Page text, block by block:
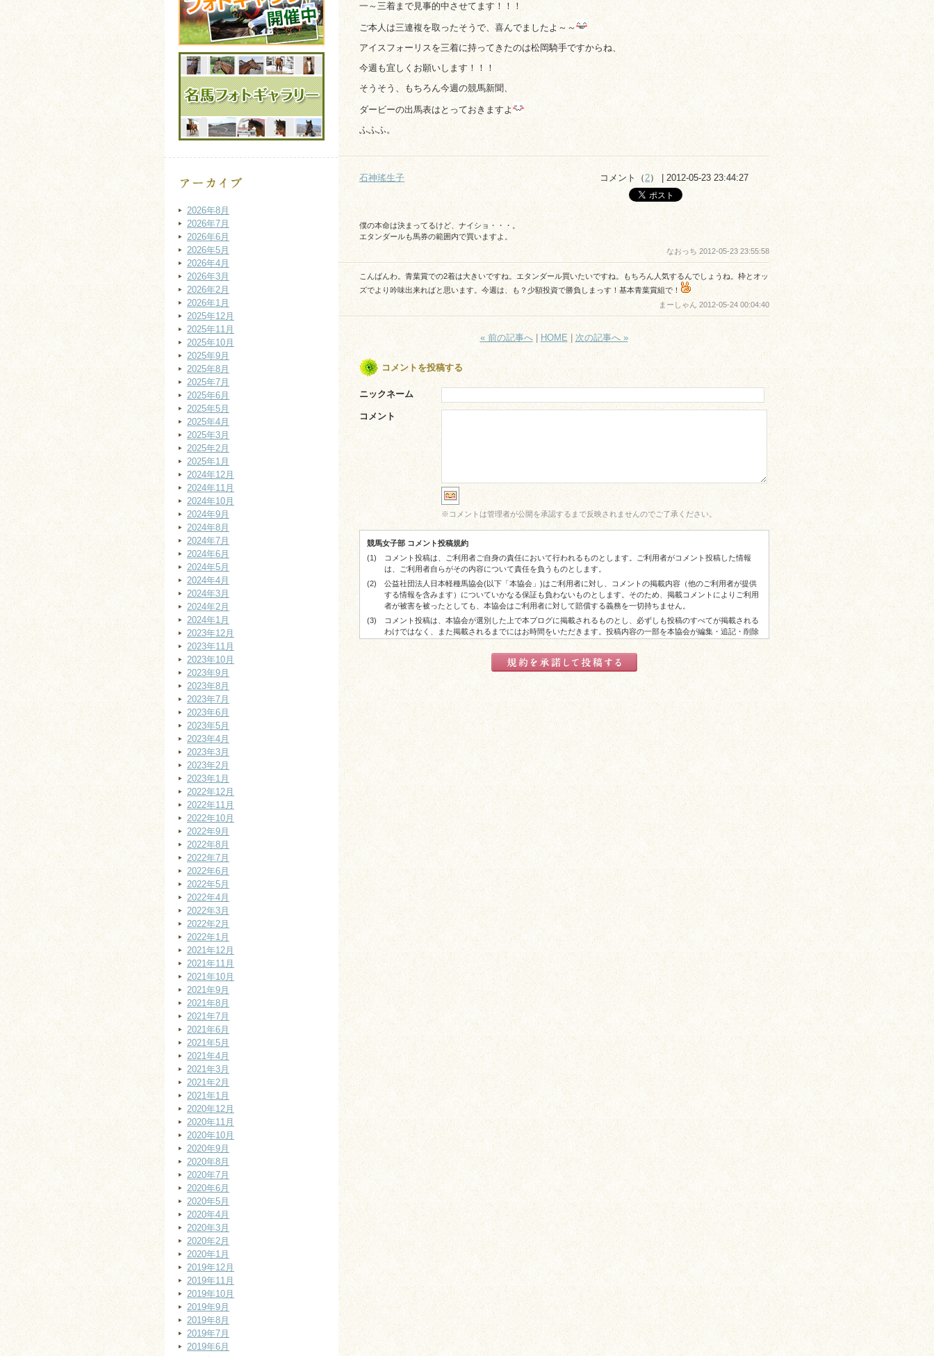
一～三着まで見事的中させてます！！！
ご本人は三連複を取ったそうで、喜んでましたよ～～
アイスフォーリスを三着に持ってきたのは松岡騎手ですからね、
今週も宜しくお願いします！！！
そうそう、もちろん今週の競馬新聞、
ダービーの出馬表はとっておきますよ
ふふふ。
石神瑤生子 コメント（2） | 2012-05-23 23:44:27
僕の本命は決まってるけど、ナイショ・・・。
エタンダールも馬券の範囲内で買いますよ。
なおっち 2012-05-23 23:55:58
こんばんわ。青葉賞での2着は大きいですね。エタンダール買いたいですね。もちろん人気するんでしょうね。枠とオッ
ズでより吟味出来ればと思います。今週は、も？少額投資で勝負しまっす！基本青葉賞組で！
まーしゃん 2012-05-24 00:04:40
« 前の記事へ| HOME|次の記事へ »
コメントを投稿する
ニックネーム
コメント
※コメントは管理者が公開を承認するまで反映されませんのでご了承ください。
競馬女子部 コメント投稿規約
(1)
コメント投稿は、ご利用者ご自身の責任において行われるものとします。ご利用者がコメント投稿した情報
は、ご利用者自らがその内容について責任を負うものとします。
(2)
公益社団法人日本軽種馬協会(以下「本協会」)はご利用者に対し、コメントの掲載内容（他のご利用者が提供
する情報を含みます）についていかなる保証も負わないものとします。そのため、掲載コメントによりご利用
者が被害を被ったとしても、本協会はご利用者に対して賠償する義務を一切持ちません。
(3)
コメント投稿は、本協会が選別した上で本ブログに掲載されるものとし、必ずしも投稿のすべてが掲載される
わけではなく、また掲載されるまでにはお時間をいただきます。投稿内容の一部を本協会が編集・追記・削除
した上で掲載される場合があります。
(4)
コメント投稿が実際に掲載された場合でも、ご利用者に対する本協会からの謝礼等はございませんので予めご
了承ください。
以上
2026年8月
2026年7月
2026年6月
2026年5月
2026年4月
2026年3月
2026年2月
2026年1月
2025年12月
2025年11月
2025年10月
2025年9月
2025年8月
2025年7月
2025年6月
2025年5月
2025年4月
2025年3月
2025年2月
2025年1月
2024年12月
2024年11月
2024年10月
2024年9月
2024年8月
2024年7月
2024年6月
2024年5月
2024年4月
2024年3月
2024年2月
2024年1月
2023年12月
2023年11月
2023年10月
2023年9月
2023年8月
2023年7月
2023年6月
2023年5月
2023年4月
2023年3月
2023年2月
2023年1月
2022年12月
2022年11月
2022年10月
2022年9月
2022年8月
2022年7月
2022年6月
2022年5月
2022年4月
2022年3月
2022年2月
2022年1月
2021年12月
2021年11月
2021年10月
2021年9月
2021年8月
2021年7月
2021年6月
2021年5月
2021年4月
2021年3月
2021年2月
2021年1月
2020年12月
2020年11月
2020年10月
2020年9月
2020年8月
2020年7月
2020年6月
2020年5月
2020年4月
2020年3月
2020年2月
2020年1月
2019年12月
2019年11月
2019年10月
2019年9月
2019年8月
2019年7月
2019年6月